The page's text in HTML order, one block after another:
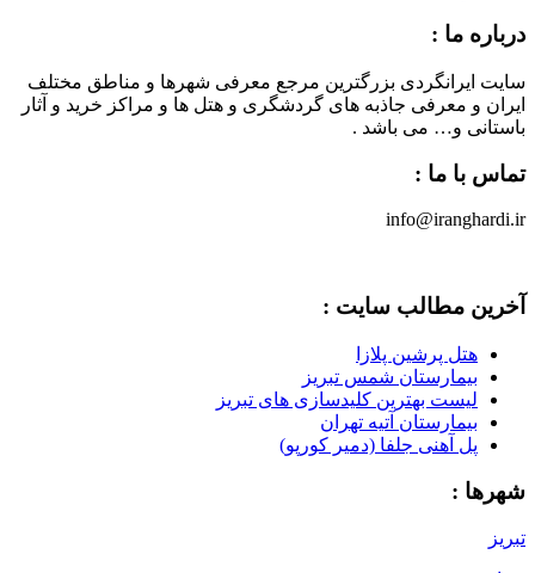
درباره ما :
سایت ایرانگردی بزرگترین مرجع معرفی شهرها و مناطق مختلف
ایران و معرفی جاذبه های گردشگری و هتل ها و مراکز خرید و آثار
باستانی و… می باشد .
تماس با ما :
info@iranghardi.ir
آخرین مطالب سایت :
هتل پرشین پلازا
بیمارستان شمس تبریز
لیست بهترین کلیدسازی های تبریز
بیمارستان آتیه تهران
پل آهنی جلفا (دمیر کورپو)
شهرها :
تبریز